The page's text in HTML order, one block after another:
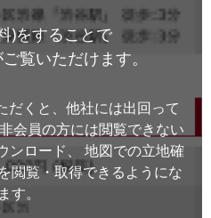
)をすることで
覧いただけます。
だくと、他社には出回って
非会員の方には閲覧できない
ロード、
地図での立地確
閲覧・取得できるようにな
す。